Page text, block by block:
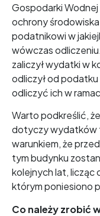
Gospodarki
ochrony
podatnikowi w
wówczas
zaliczył wydatki w
odliczył od
odliczyć ich w
Warto podkreślić,
dotyczy wydatków
warunkiem, że
tym budynku
kolejnych lat,
którym poniesiono
Co należy zrobić